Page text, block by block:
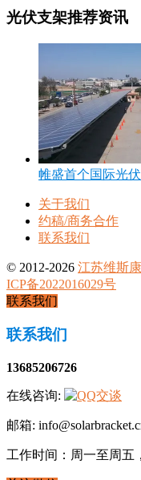
光伏支架推荐资讯
帷盛首个国际光
关于我们
约稿/商务合作
联系我们
© 2012-2026 江苏维斯
ICP备2022016029号
联系我们
联系我们
13685206726
在线咨询:
邮箱:
工作时间：周一至周五